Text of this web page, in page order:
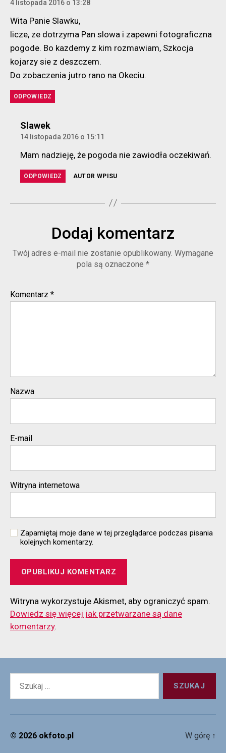
4 listopada 2016 o 13:28
Wita Panie Slawku,
licze, ze dotrzyma Pan slowa i zapewni fotograficzna
pogode. Bo kazdemy z kim rozmawiam, Szkocja
kojarzy sie z deszczem.
Do zobaczenia jutro rano na Okeciu.
ODPOWIEDZ
Slawekkomentarz:
14 listopada 2016 o 15:11
Mam nadzieję, że pogoda nie zawiodła oczekiwań.
ODPOWIEDZ AUTOR WPISU
Dodaj komentarz
Twój adres e-mail nie zostanie opublikowany. Wymagane
pola są oznaczone *
Komentarz *
Nazwa
E-mail
Witryna internetowa
Zapamiętaj moje dane w tej przeglądarce podczas pisania
kolejnych komentarzy.
Witryna wykorzystuje Akismet, aby ograniczyć spam.
Dowiedz się więcej jak przetwarzane są dane
komentarzy.
© 2026 okfoto.pl W górę ↑